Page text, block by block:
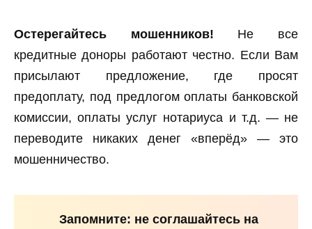
Остерегайтесь мошенников! Не все
кредитные доноры работают честно. Если Вам
присылают предложение, где просят
предоплату, под предлогом оплаты банковской
комиссии, оплаты услуг нотариуса и т.д. — не
переводите никаких денег «вперёд» — это
мошенничество.
Запомните: не соглашайтесь на